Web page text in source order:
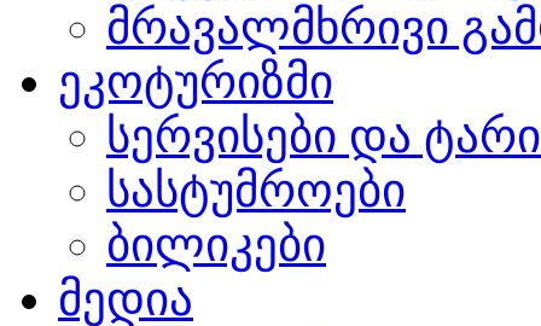
მრავალმხრივი
ეკოტურიზმი
სერვისები და
სასტუმროები
ბილიკები
მედია